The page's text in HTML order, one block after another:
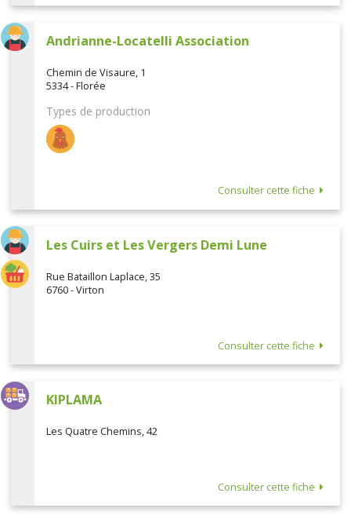
Andrianne-Locatelli Association
Chemin de Visaure, 1
5334 - Florée
Types de production
Consulter cette fiche
Les Cuirs et Les Vergers Demi Lune
Rue Bataillon Laplace, 35
6760 - Virton
Consulter cette fiche
KIPLAMA
Les Quatre Chemins, 42
Consulter cette fiche